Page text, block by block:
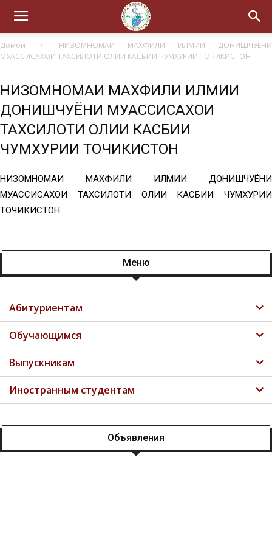
Домой
НИЗОМНОМАИ МАХФИЛИ ИЛМИИ ДОНИШЧУЁНИ
МУАССИСАХОИ ТАХСИЛОТИ ОЛИИ КАСБИИ ЧУМХУРИИ ТОЧИКИСТОН
НИЗОМНОМАИ МАХФИЛИ ИЛМИИ
ДОНИШЧУЁНИ МУАССИСАХОИ
ТАХСИЛОТИ ОЛИИ КАСБИИ
ЧУМХУРИИ ТОЧИКИСТОН
НИЗОМНОМАИ МАХФИЛИ ИЛМИИ ДОНИШЧУЁНИ
МУАССИСАХОИ ТАХСИЛОТИ ОЛИИ КАСБИИ ЧУМХУРИИ
ТОЧИКИСТОН
Меню
Абитуриентам
Обучающимся
Выпускникам
Иностранным студентам
Объявления